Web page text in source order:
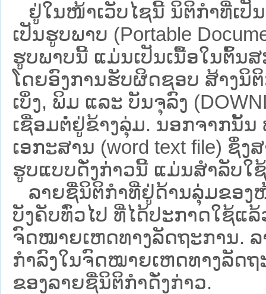
ຢູ່ໃນໜ້າ​ເວັບ​ໄຊ​ນີ້ ນິຕິກຳທີ່ເປັ
ເປັນຮູບພາບ (Portable
ຮູບພາບນີ້ ແມ່ນເປັນເນື້ອໃນຕົ້ນ
ໂດຍອົງການຮັບຜິດຊອບ ສ້າງນິ
ເບິ່ງ, ພິມ ແລະ ບັນຈຸລົງ
ເຊື່ອມຕໍ່ຢູ່ຂ້າງລຸ່ມ. ນອກຈາກນັ້ນ
ເອກະສານ (word text file) ຊຶ່
ຮູບແບບດັ່ງກ່າວນີ້ ແມ່ນສຳລັບໃ
ລາຍຊື່ນິຕິກຳທີ່ຢູ່ດ້ານລຸ່ມຂອງ
ບັງຄັບທົ່ວໄປ ທີ່ໄດ້ປະກາດໃຊ້ແ
ຈົດໝາຍເຫດທາງລັດຖະການ.
ກຳລົງໃນຈົດໝາຍເຫດທາງລັດ
ຂອງລາຍຊື່ນິຕິກໍາດັ່ງກ່າວ.